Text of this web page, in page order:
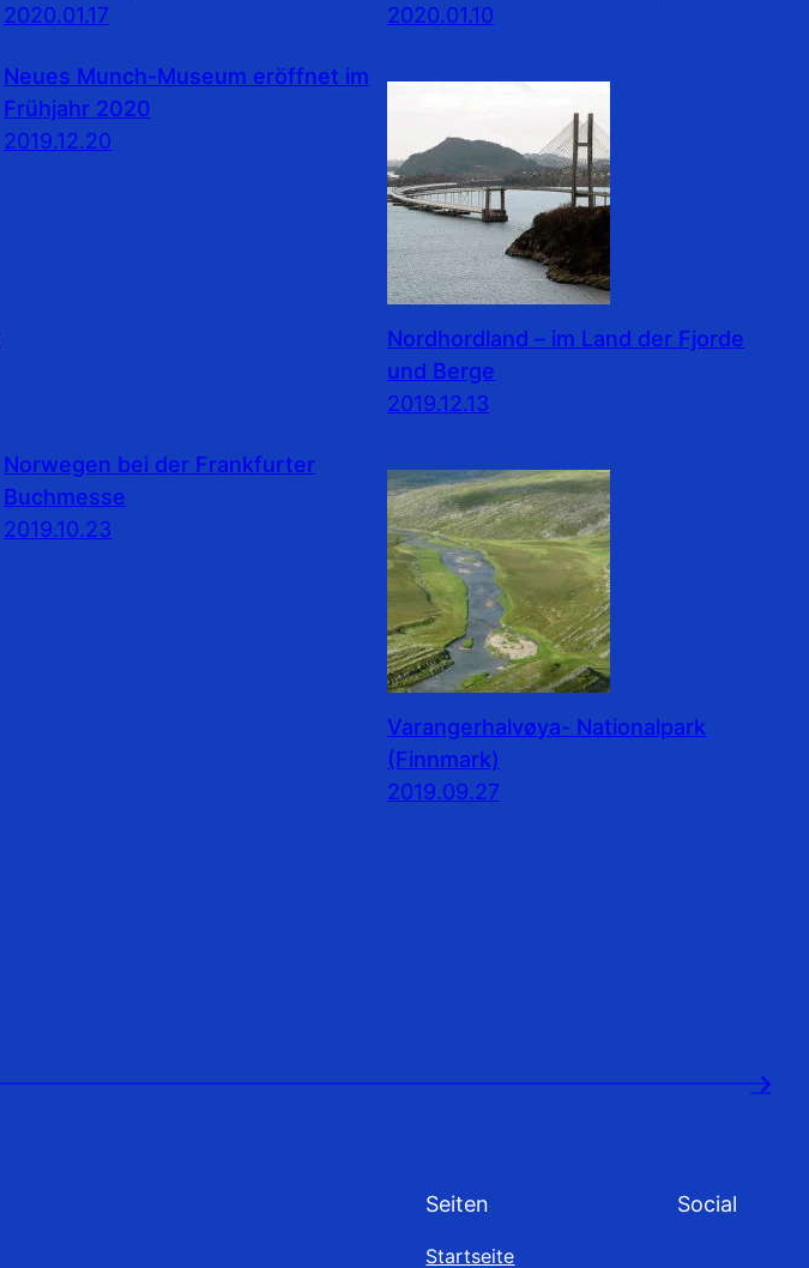
2020.01.17
2020.01.10
Neues Munch-Museum eröffnet im
Frühjahr 2020
2019.12.20
Nordhordland – im Land der Fjorde
und Berge
2019.12.13
Norwegen bei der Frankfurter
Buchmesse
2019.10.23
Varangerhalvøya- Nationalpark
(Finnmark)
2019.09.27
→
Seiten
Startseite
Social